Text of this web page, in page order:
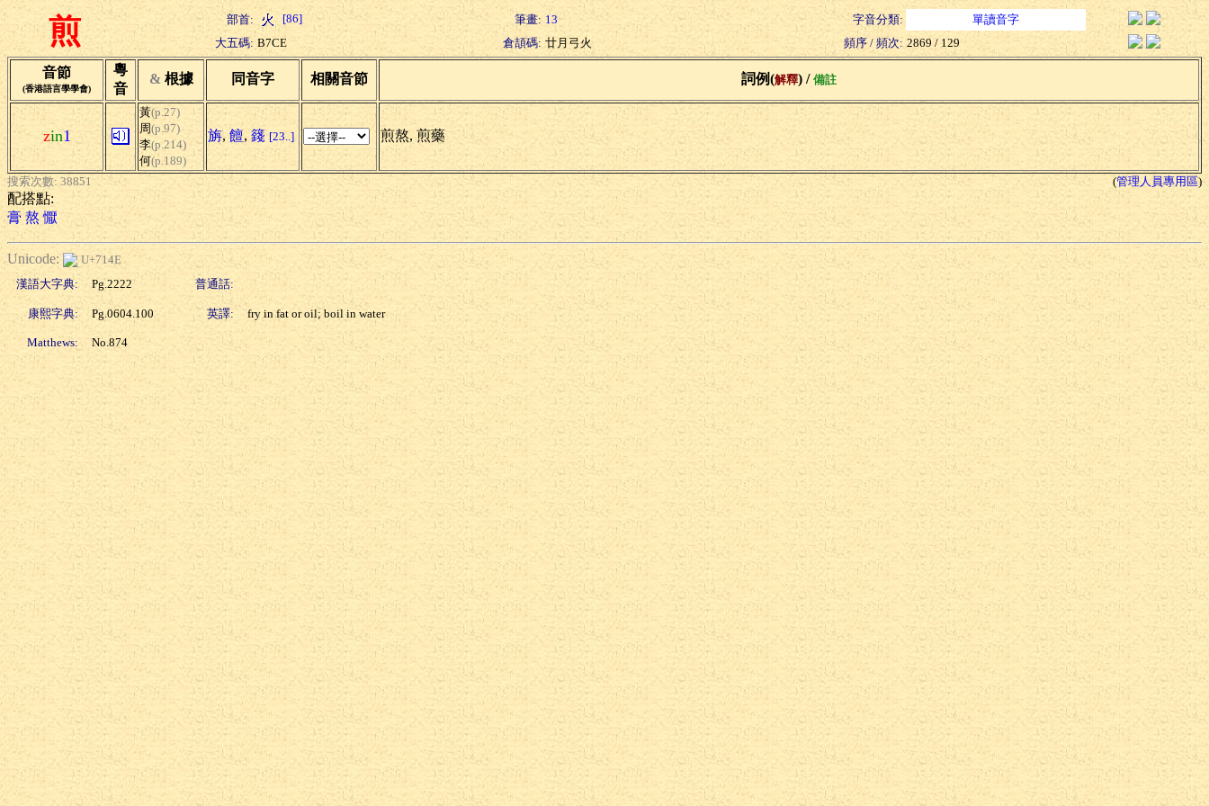
煎 部首: [86] 筆畫: 13 字音分類:
單讀音字
大五碼: B7CE 倉頡碼: 廿月弓火 頻序 / 頻次: 2869 / 129
音節
(香港語言學學會)
粵
音
& 根據 同音字 相關音節 詞例(解釋) / 備註
zin1
黃(p.27)
周(p.97)
李(p.214)
何(p.189)
旃, 饘, 籛 [23..] 煎熬, 煎藥
搜索次數: 38851 (管理人員專用區)
配搭點:
膏 熬 懨
Unicode:
U+714E
漢語大字典:
Pg.2222 普通話:
康熙字典: Pg.0604.100 英譯: fry in fat or oil; boil in water
Matthews: No.874